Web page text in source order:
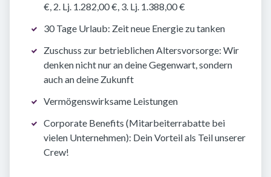
€, 2. Lj. 1.282,00 €, 3. Lj. 1.388,00 €
30 Tage Urlaub: Zeit neue Energie zu tanken
Zuschuss zur betrieblichen Altersvorsorge: Wir
denken nicht nur an deine Gegenwart, sondern
auch an deine Zukunft
Vermögenswirksame Leistungen
Corporate Benefits (Mitarbeiterrabatte bei
vielen Unternehmen): Dein Vorteil als Teil unserer
Crew!